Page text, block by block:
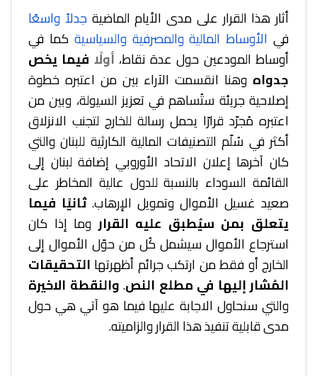
أثار هذا القرار على مدى الأيام الماضيةجدلاً واسعًا
في الأوساط المالية والمصرفية والسياسية كما في
أوساط المودعين حول عدة نقاط، أولًا فيما يخص
جدواه وهنا انقسمت الآراء بين من اعتبره خطوة
إصلاحية جريئة ستُساهم في تعزيز السيولة، وبين من
اعتبره مُجرّد قرارًا يحمل رسالة للخارج لتجنب الانزلاق
أكثر في سُلّم التصنيفات المالية الكارثية للبنان والتي
كان آخرها إعلان الاتحاد الأوروبي إضافة لبنان إلى
القائمة السوداء بالنسبة للدول عالية المخاطر على
صعيد غسيل الأموال وتمويل الإرهاب.ثانيًا فيما
يتعلق بمن سيُطبق عليه القراروما إذا كان
استرجاع الأموال سيشمل كُل من حوّل الأموال إلى
الخارج أو فقط من ارتكب جرائم أظهرتها التحقيقات
المُشار إليها في مطلع النص.والنقطة الاخيرة
والتي سنحاول الاجابة عليها فيما هو آتي هي حول
مدى قابلية تنفيذ هذا القرار والزاميته.